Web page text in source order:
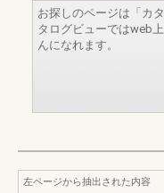
お探しのページは「カ
タログビューではweb
んになれます。
左ページから抽出された内容